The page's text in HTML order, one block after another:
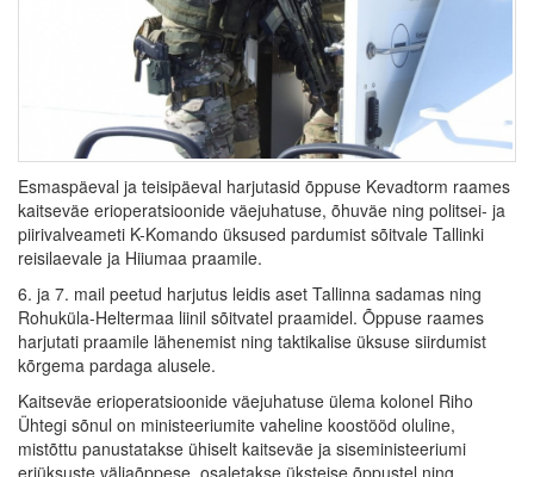
Esmaspäeval ja teisipäeval harjutasid õppuse Kevadtorm raames
kaitseväe erioperatsioonide väejuhatuse, õhuväe ning politsei- ja
piirivalveameti K-Komando üksused pardumist sõitvale Tallinki
reisilaevale ja Hiiumaa praamile.
6. ja 7. mail peetud harjutus leidis aset Tallinna sadamas ning
Rohuküla-Heltermaa liinil sõitvatel praamidel. Õppuse raames
harjutati praamile lähenemist ning taktikalise üksuse siirdumist
kõrgema pardaga alusele.
Kaitseväe erioperatsioonide väejuhatuse ülema kolonel Riho
Ühtegi sõnul on ministeeriumite vaheline koostööd oluline,
mistõttu panustatakse ühiselt kaitseväe ja siseministeeriumi